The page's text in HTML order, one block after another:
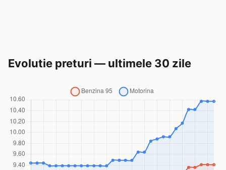
Evolutie preturi — ultimele 30 zile